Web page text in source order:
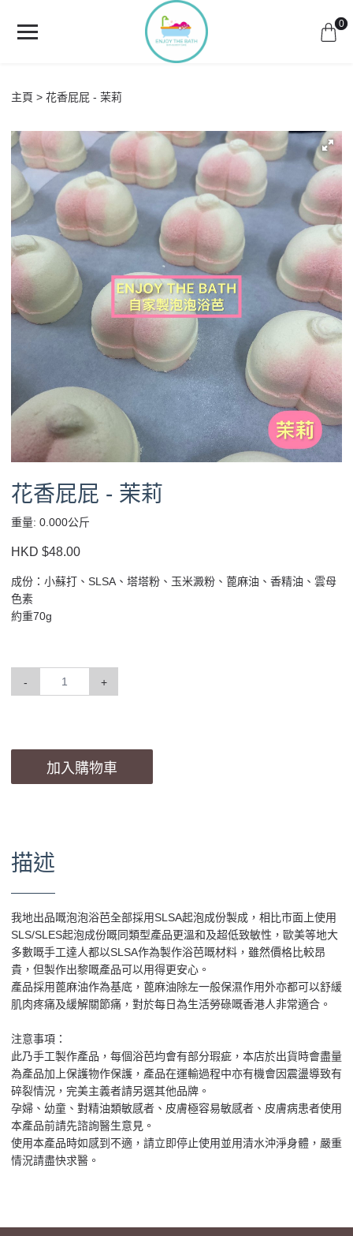
0
主頁 花香屁屁 - 茉莉
花香屁屁 - 茉莉
重量: 0.000公斤
HKD $48.00
成份：小蘇打、SLSA、塔塔粉、玉米澱粉、蓖麻油、香精油、雲母
色素
約重70g
- +
加入購物車
描述
我地出品嘅泡泡浴芭全部採用SLSA起泡成份製成，相比市面上使用
SLS/SLES起泡成份嘅同類型產品更溫和及超低致敏性，歐美等地大
多數嘅手工達人都以SLSA作為製作浴芭嘅材料，雖然價格比較昂
貴，但製作出黎嘅產品可以用得更安心。
產品採用蓖麻油作為基底，蓖麻油除左一般保濕作用外亦都可以舒緩
肌肉疼痛及緩解關節痛，對於每日為生活勞碌嘅香港人非常適合。
注意事項：
此乃手工製作產品，每個浴芭均會有部分瑕疵，本店於出貨時會盡量
為產品加上保護物作保護，產品在運輸過程中亦有機會因震盪導致有
碎裂情況，完美主義者請另選其他品牌。
孕婦、幼童、對精油類敏感者、皮膚極容易敏感者、皮膚病患者使用
本產品前請先諮詢醫生意見。
使用本產品時如感到不適，請立即停止使用並用清水沖淨身體，嚴重
情況請盡快求醫。